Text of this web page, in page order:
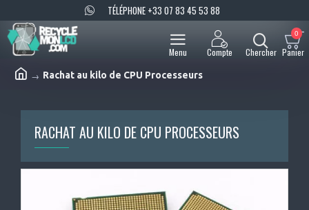
TÉLÉPHONE +33 07 83 45 53 88
0
Rachat au kilo de CPU Processeurs
RACHAT AU KILO DE CPU PROCESSEURS